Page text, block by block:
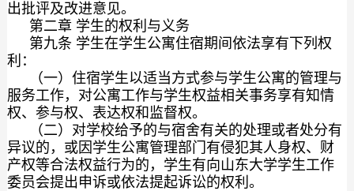
出批评及改进意见。
第二章 学生的权利与义务
第九条 学生在学生公寓住宿期间依法享有下列权
利：
（一）住宿学生以适当方式参与学生公寓的管理与
服务工作，对公寓工作与学生权益相关事务享有知情
权、参与权、表达权和监督权。
（二）对学校给予的与宿舍有关的处理或者处分有
异议的，或因学生公寓管理部门有侵犯其人身权、财
产权等合法权益行为的，学生有向山东大学学生工作
委员会提出申诉或依法提起诉讼的权利。